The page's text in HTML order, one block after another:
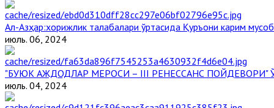
Aл-Aзҳар:хорижлик талабалари ўртасида Қуръони карим
июль. 06, 2024
"БУЮК АЖДОДЛАР МЕРОСИ – III РЕНЕССАНС
июль. 04, 2024